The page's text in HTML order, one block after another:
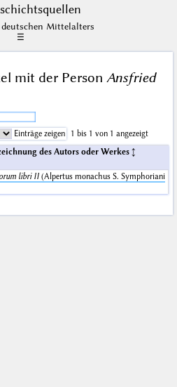
deutschen Mittelalters
☰
mit der Person Ansfried
Einträge zeigen
1 bis 1 von 1 angezeigt
des Autors oder Werkes
libri II(Alpertus monachus S. Symphoriani